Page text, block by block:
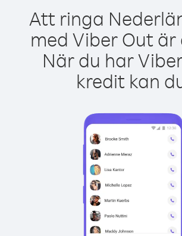
Att ringa
med Viber Out är
När du har
kredit kan